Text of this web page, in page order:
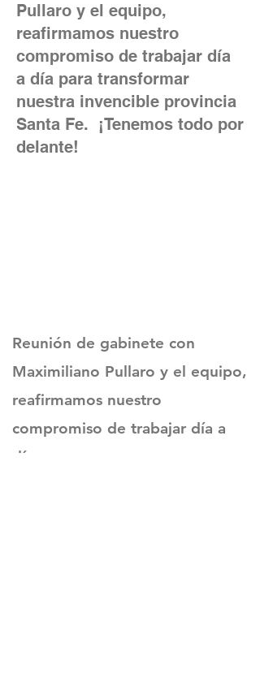
Pullaro y el equipo,
reafirmamos nuestro
compromiso de trabajar día
a día para transformar
nuestra invencible provincia
Santa Fe. ¡Tenemos todo por
delante!
Reunión de gabinete con
Maximiliano Pullaro y el equipo,
reafirmamos nuestro
compromiso de trabajar día a
día